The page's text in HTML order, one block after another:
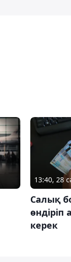
13:40, 28
Салық
өндіріп
керек